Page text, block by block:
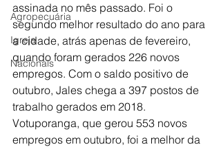
Agropecuária
Igreja
Nacionais
assinada no mês passado. Foi o
segundo melhor resultado do ano para
a cidade, atrás apenas de fevereiro,
quando foram gerados 226 novos
empregos. Com o saldo positivo de
outubro, Jales chega a 397 postos de
trabalho gerados em 2018.
Votuporanga, que gerou 553 novos
empregos em outubro, foi a melhor da